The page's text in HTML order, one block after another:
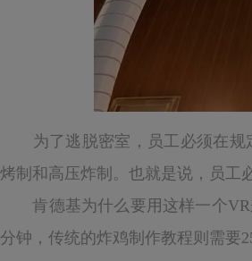
为了逃脱密室，员工必须在规
烤制和高压炸制。也就是说，员工
肯德基为什么要用这样一个VR
分钟，传统的炸鸡制作教程则需要